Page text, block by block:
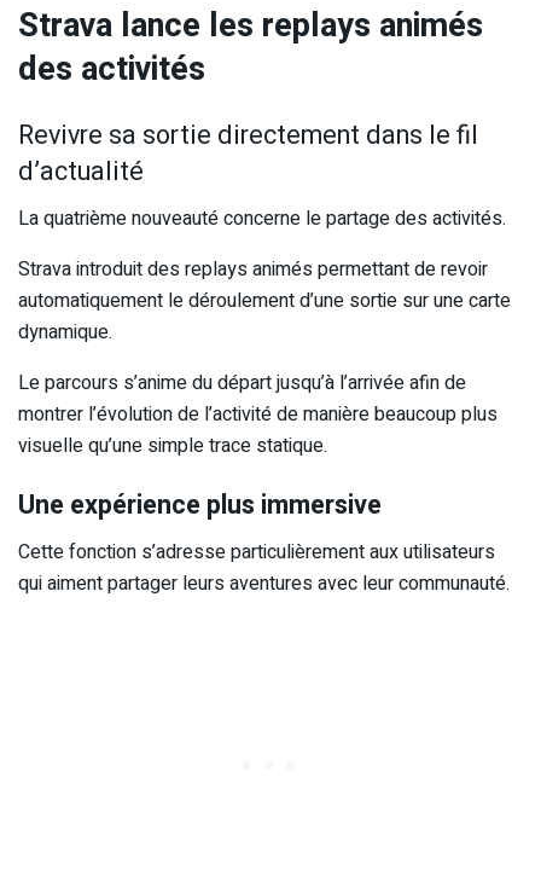
Strava lance les replays animés
des activités
Revivre sa sortie directement dans le fil
d’actualité
La quatrième nouveauté concerne le partage des activités.
Strava introduit des replays animés permettant de revoir
automatiquement le déroulement d’une sortie sur une carte
dynamique.
Le parcours s’anime du départ jusqu’à l’arrivée afin de
montrer l’évolution de l’activité de manière beaucoup plus
visuelle qu’une simple trace statique.
Une expérience plus immersive
Cette fonction s’adresse particulièrement aux utilisateurs
qui aiment partager leurs aventures avec leur communauté.